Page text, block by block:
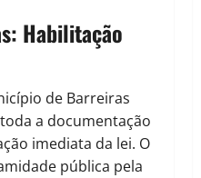
Habilitação
de Barreiras
a documentação
imediata da lei. O
pública pela